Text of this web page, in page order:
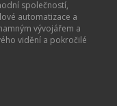
společností,
automatizace a
vývojářem a
vidění a pokročilé